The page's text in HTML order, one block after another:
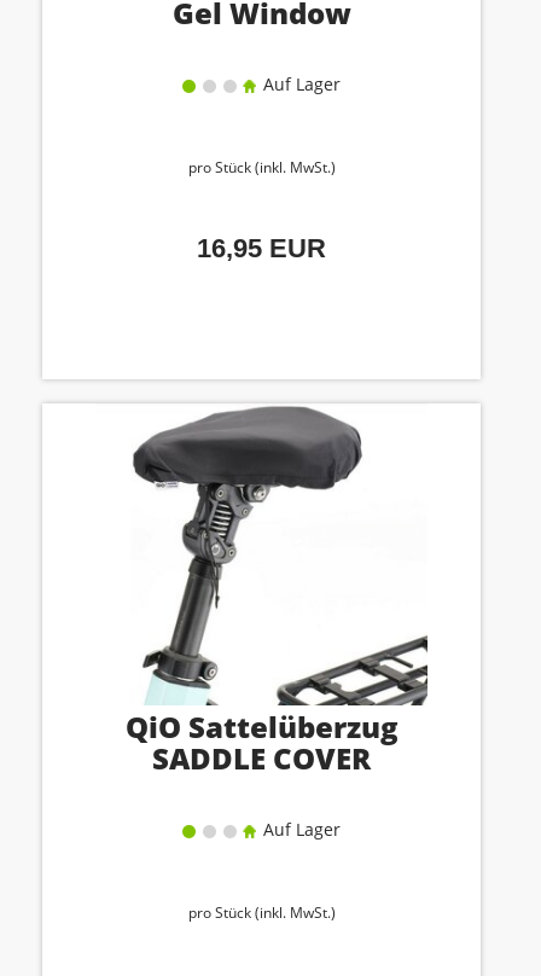
Gel Window
Auf Lager
pro Stück (inkl. MwSt.)
16,95 EUR
QiO Sattelüberzug
SADDLE COVER
Auf Lager
pro Stück (inkl. MwSt.)